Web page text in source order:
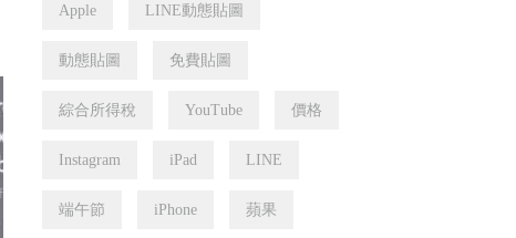
Apple LINE動態貼圖
動態貼圖 免費貼圖
綜合所得稅 YouTube 價格
Instagram iPad LINE
端午節 iPhone 蘋果